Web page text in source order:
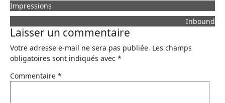
Impressions
Inbound
Laisser un commentaire
Votre adresse e-mail ne sera pas publiée. Les champs
obligatoires sont indiqués avec *
Commentaire *